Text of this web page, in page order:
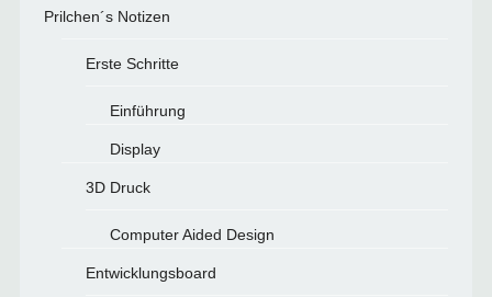
Prilchen´s Notizen
Erste Schritte
Einführung
Display
3D Druck
Computer Aided Design
Entwicklungsboard